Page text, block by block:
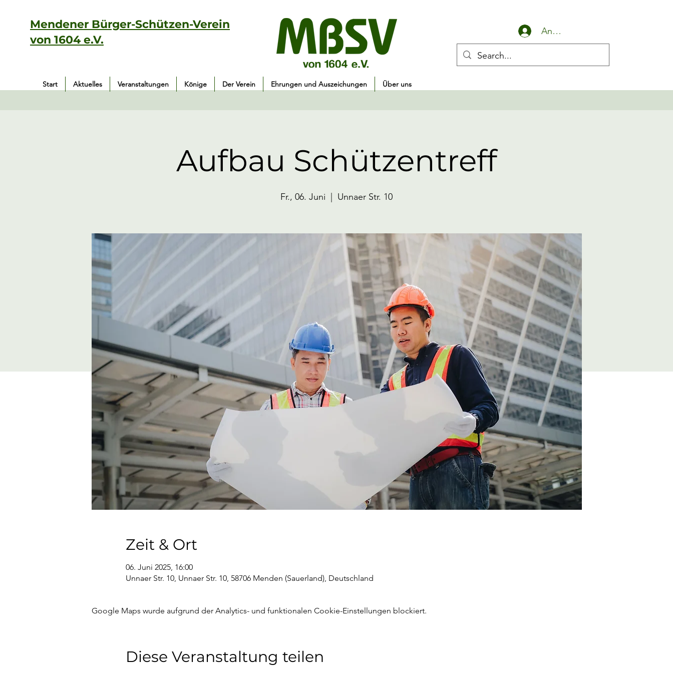
Mendener Bürger-Schützen-Verein
von 1604 e.V.
Anmelden
Start Aktuelles Veranstaltungen Könige Der Verein Ehrungen und Auszeichungen Über uns
Aufbau Schützentreff
Fr., 06. Juni Unnaer Str. 10
Zeit & Ort
06. Juni 2025, 16:00
Unnaer Str. 10, Unnaer Str. 10, 58706 Menden (Sauerland), Deutschland
Google Maps wurde aufgrund der Analytics- und funktionalen Cookie-Einstellungen blockiert.
Diese Veranstaltung teilen